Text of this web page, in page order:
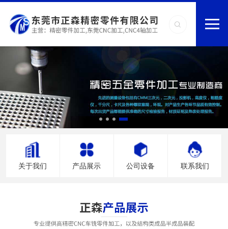
关于我们 产品展示 公司设备 联系我们